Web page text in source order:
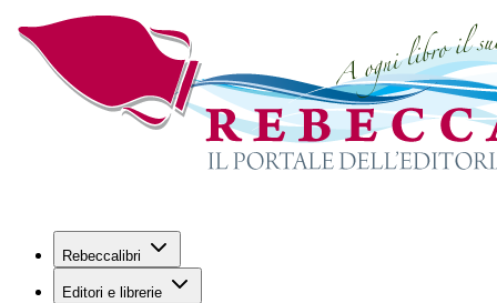
Rebeccalibri
Editori e librerie